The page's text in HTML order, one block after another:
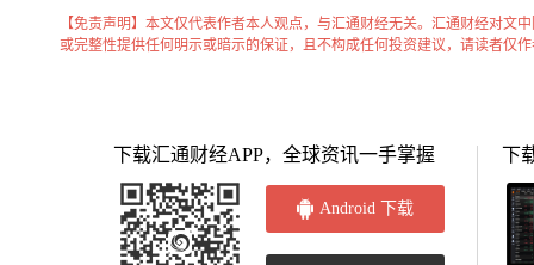
【免责声明】本文仅代表作者本人观点，与汇通财经无关。汇通财经对文
或完整性提供任何明示或暗示的保证，且不构成任何投资建议，请读者仅
下载汇通财经APP，全球资讯一手掌握
Android 下载
下